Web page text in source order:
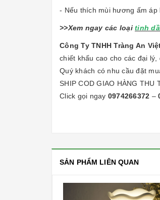
- Nếu thích mùi hương ấm áp
>>Xem ngay các loại tinh
Công Ty TNHH Tràng An
chiết khấu cao cho các đại lý,
Quý khách có nhu cầu đặt
SHIP COD GIAO HÀNG THU
Click gọi ngay 0974266372 –
SẢN PHẨM LIÊN QUAN